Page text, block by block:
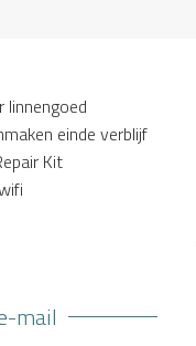
linnengoed
einde verblijf
Kit
mail